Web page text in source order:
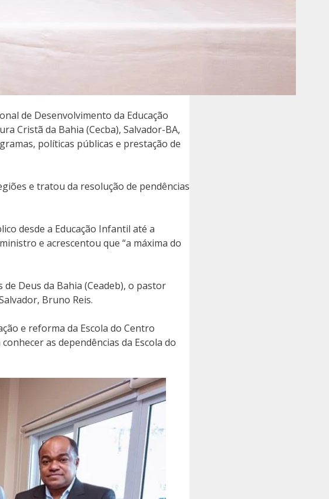
de Desenvolvimento da Educação
Cristã da Bahia (Cecba), Salvador-BA,
políticas públicas e prestação de
e tratou da resolução de pendências
desde a Educação Infantil até a
e acrescentou que “a máxima do
Deus da Bahia (Ceadeb), o pastor
Bruno Reis.
e reforma da Escola do Centro
as dependências da Escola do